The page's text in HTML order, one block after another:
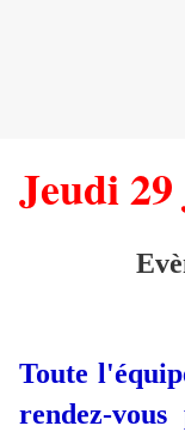
Jeudi
Toute
rendez-